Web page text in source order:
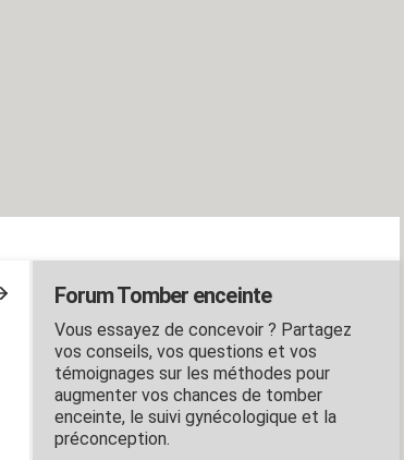
Forum Tomber enceinte
Vous essayez de concevoir ? Partagez
vos conseils, vos questions et vos
témoignages sur les méthodes pour
augmenter vos chances de tomber
enceinte, le suivi gynécologique et la
préconception.